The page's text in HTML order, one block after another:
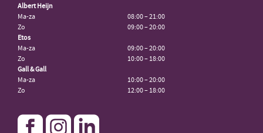
Albert Heijn
Ma-za
08:00 – 21:00
Zo
09:00 – 20:00
Etos
Ma-za
09:00 – 20:00
Zo
10:00 – 18:00
Gall & Gall
Ma-za
10:00 – 20:00
Zo
12:00 – 18:00